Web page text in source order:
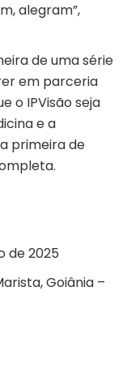
alegram”,
de uma série
em parceria
o IPVisão seja
e a
primeira de
de 2025
Goiânia –